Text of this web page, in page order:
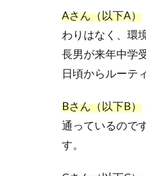
Aさん（以下A）
わりはなく、環
長男が来年中学
日頃からルーテ
Bさん（以下B）
通っているので
す。